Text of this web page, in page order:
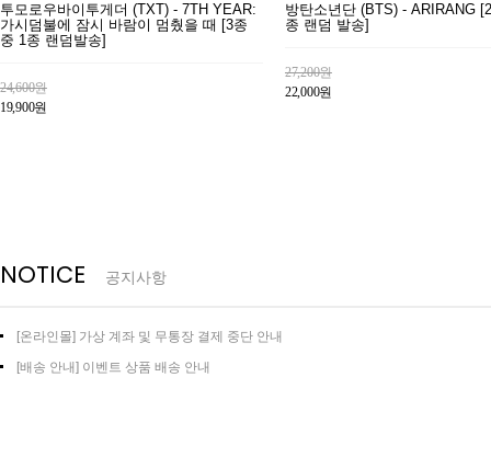
투모로우바이투게더 (TXT) - 7TH YEAR:
가시덤불에 잠시 바람이 멈췄을 때 [3종
중 1종 랜덤발송]
24,600원
19,900원
방탄소년단 (BTS) - ARIRANG
종 랜덤 발송]
27,200원
22,000원
NOTICE 공지사항
[온라인몰] 가상 계좌 및 무통장 결제 중단 안내
[배송 안내] 이벤트 상품 배송 안내